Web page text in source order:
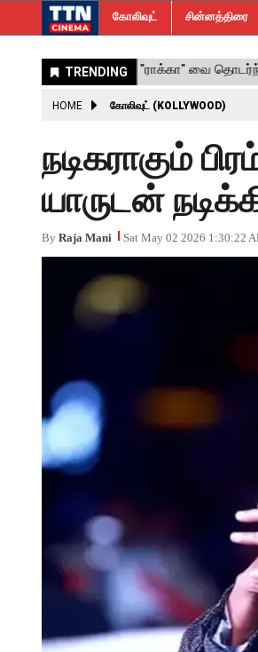
கோலிவுட் சின்னத்திரை
HOME கோலிவுட் (KOLLYWOOD)
நடிகராகும்
யாருடன்
By Raja Mani Sat May 02 2026 1:30:22